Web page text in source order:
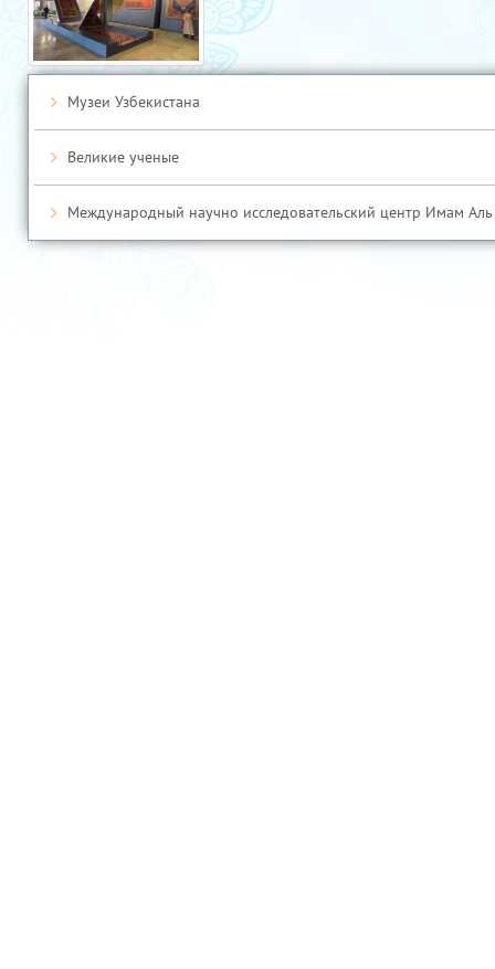
Музеи Узбекистана
Великие ученые
Международный научно исследовательский центр Имам